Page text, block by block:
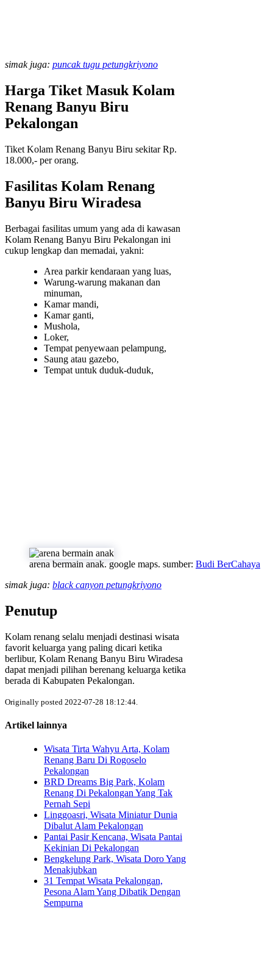
simak juga: puncak tugu petungkriyono
Harga Tiket Masuk Kolam
Renang Banyu Biru
Pekalongan
Tiket Kolam Renang Banyu Biru sekitar Rp.
18.000,- per orang.
Fasilitas Kolam Renang
Banyu Biru Wiradesa
Berbagai fasilitas umum yang ada di kawasan
Kolam Renang Banyu Biru Pekalongan ini
cukup lengkap dan memadai, yakni:
Area parkir kendaraan yang luas,
Warung-warung makanan dan
minuman,
Kamar mandi,
Kamar ganti,
Mushola,
Loker,
Tempat penyewaan pelampung,
Saung atau gazebo,
Tempat untuk duduk-duduk,
arena bermain anak. google maps. sumber: Budi BerCahaya
simak juga: black canyon petungkriyono
Penutup
Kolam renang selalu menjadi destinasi wisata
favorit keluarga yang paling dicari ketika
berlibur, Kolam Renang Banyu Biru Wiradesa
dapat menjadi pilihan berenang keluarga ketika
berada di Kabupaten Pekalongan.
Originally posted 2022-07-28 18:12:44.
Artikel lainnya
Wisata Tirta Wahyu Arta, Kolam
Renang Baru Di Rogoselo
Pekalongan
BRD Dreams Big Park, Kolam
Renang Di Pekalongan Yang Tak
Pernah Sepi
Linggoasri, Wisata Miniatur Dunia
Dibalut Alam Pekalongan
Pantai Pasir Kencana, Wisata Pantai
Kekinian Di Pekalongan
Bengkelung Park, Wisata Doro Yang
Menakjubkan
31 Tempat Wisata Pekalongan,
Pesona Alam Yang Dibatik Dengan
Sempurna